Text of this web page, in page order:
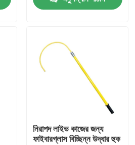
নিরাপদ লাইভ কাজের জন্য
ফাইবারগ্লাস বিচ্ছিন্ন উদ্ধার হুক